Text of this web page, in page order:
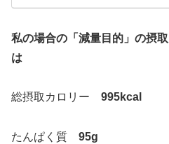
私の場合の「減量目的」の摂
は
総摂取カロリー 995kcal
たんぱく質 95g